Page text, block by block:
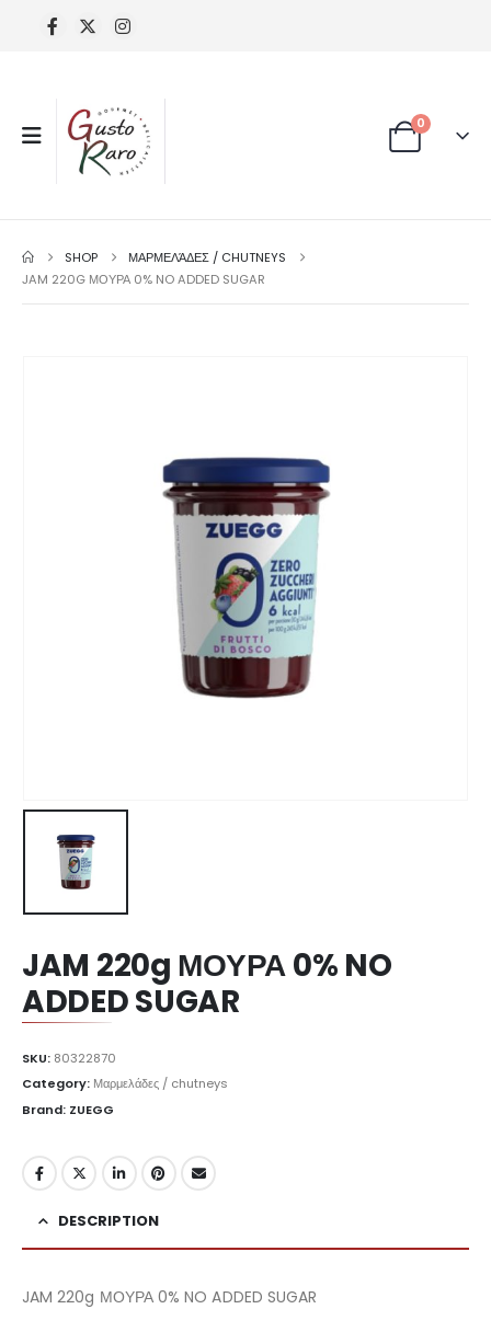
0
SHOP
ΜΑΡΜΕΛΆΔΕΣ / CHUTNEYS
JAM 220G ΜΟΥΡΑ 0% NO ADDED SUGAR
JAM 220g ΜΟΥΡΑ 0% NO
ADDED SUGAR
SKU: 80322870
Category: Μαρμελάδες / chutneys
Brand: ZUEGG
DESCRIPTION
JAM 220g ΜΟΥΡΑ 0% NO ADDED SUGAR